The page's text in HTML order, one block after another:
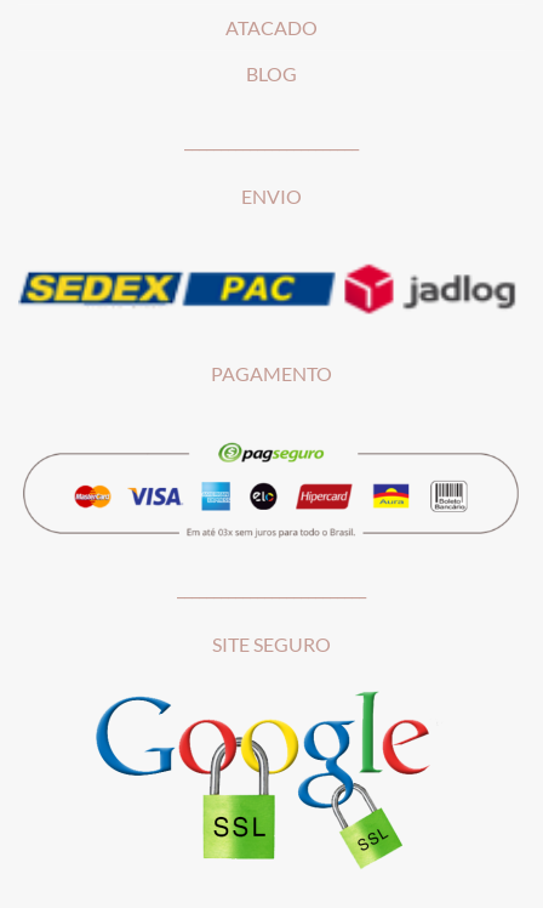
ATACADO
BLOG
ENVIO
PAGAMENTO
SITE SEGURO